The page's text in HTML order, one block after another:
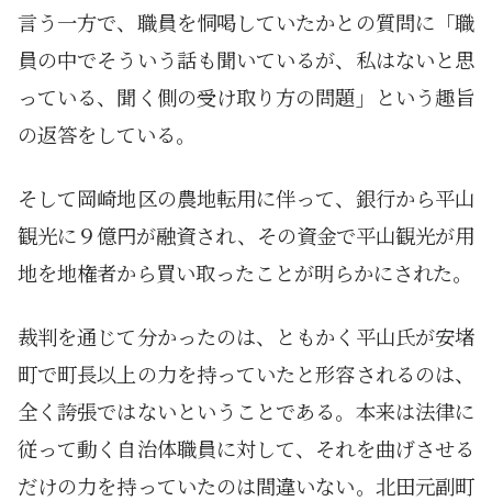
言う一方で、職員を恫喝していたかとの質問に「職
員の中でそういう話も聞いているが、私はないと思
っている、聞く側の受け取り方の問題」という趣旨
の返答をしている。
そして岡崎地区の農地転用に伴って、銀行から平山
観光に９億円が融資され、その資金で平山観光が用
地を地権者から買い取ったことが明らかにされた。
裁判を通じて分かったのは、ともかく平山氏が安堵
町で町長以上の力を持っていたと形容されるのは、
全く誇張ではないということである。本来は法律に
従って動く自治体職員に対して、それを曲げさせる
だけの力を持っていたのは間違いない。北田元副町